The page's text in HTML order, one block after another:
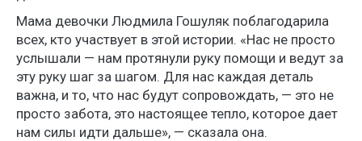
Мама девочки Людмила Гошуляк поблагодарила
всех, кто участвует в этой истории. «Нас не просто
услышали — нам протянули руку помощи и ведут за
эту руку шаг за шагом. Для нас каждая деталь
важна, и то, что нас будут сопровождать, — это не
просто забота, это настоящее тепло, которое дает
нам силы идти дальше», — сказала она.